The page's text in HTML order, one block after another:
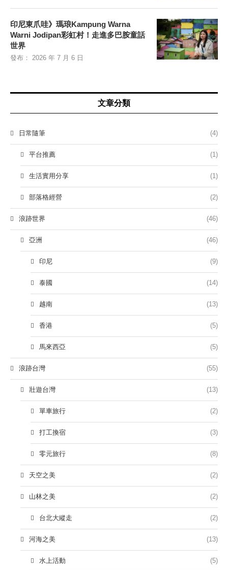
印尼東爪哇》瑪琅Kampung Warna
Warni Jodipan彩虹村！走進多巴胺童話
世界
發布： 2026 年 7 月 6 日
文章分類
日常隨筆 (4)
平台推薦 (1)
生活實用分享 (1)
部落格經營 (2)
浪跡世界 (46)
亞洲 (46)
印尼 (9)
泰國 (14)
越南 (13)
香港 (5)
馬來西亞 (5)
浪跡台灣 (55)
壯遊台灣 (13)
單車旅行 (2)
打工換宿 (3)
零元旅行 (8)
天空之美 (2)
山林之美 (2)
台北大縱走 (2)
河海之美 (13)
水上活動 (5)